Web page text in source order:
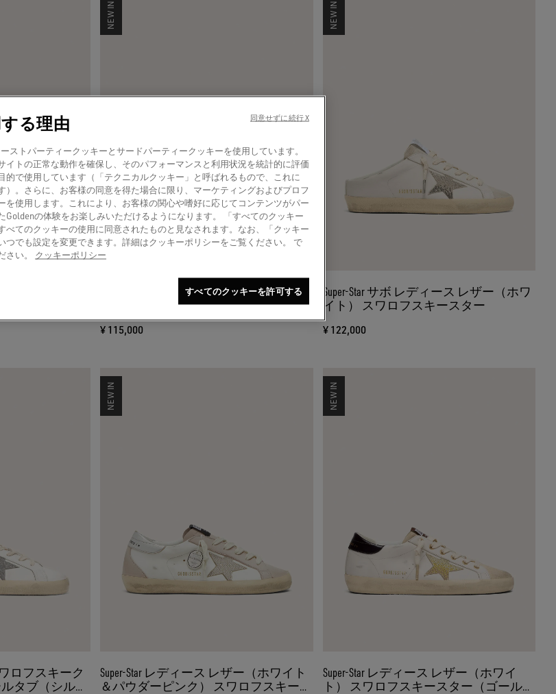
ード（ブラッ
スタル＆レザ
NEW IN
Soul Star レディース スエード（ブラッ
ク） スワロフスキー（シルバー）
¥ 115,000
NEW IN
Super-Star サボ レディース レザー（ホワ
イト） スワロフスキースター
¥ 122,000
ワロフスキーク
タブ（シルバ
NEW IN
Super-Star レディース レザー（ホワイト
＆パウダーピンク） スワロフスキーク
NEW IN
Super-Star レディース レザー（ホワイ
ト） スワロフスキースター（ゴール
る理由
ストパーティークッキーとサードパーティークッキーを使用しています。
イトの正常な動作を確保し、そのパフォーマンスと利用状況を統計的に評価
的で使用しています（「テクニカルクッキー」と呼ばれるもので、これに
）。さらに、お客様の同意を得た場合に限り、マーケティングおよびプロフ
を使用します。これにより、お客様の関心や嗜好に応じてコンテンツがパー
Goldenの体験をお楽しみいただけるようになります。 「すべてのクッキー
べてのクッキーの使用に同意されたものと見なされます。なお、「クッキー
つでも設定を変更できます。詳細はクッキーポリシーをご覧ください。 で
さい。 クッキーポリシー
すべてのクッキーを許可する
同意せずに続行 X